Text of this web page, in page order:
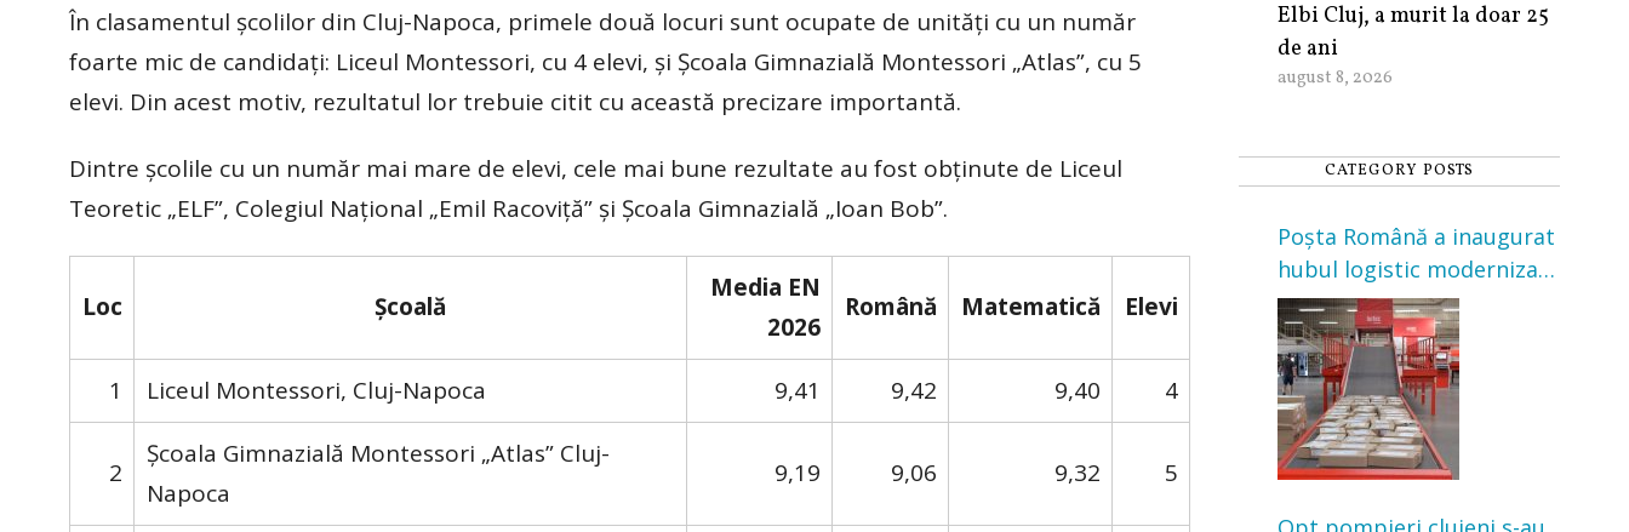
În clasamentul școlilor din Cluj-Napoca, primele două locuri sunt ocupate de unități cu un număr
foarte mic de candidați: Liceul Montessori, cu 4 elevi, și Școala Gimnazială Montessori „Atlas”, cu 5
elevi. Din acest motiv, rezultatul lor trebuie citit cu această precizare importantă.
Dintre școlile cu un număr mai mare de elevi, cele mai bune rezultate au fost obținute de Liceul
Teoretic „ELF”, Colegiul Național „Emil Racoviță” și Școala Gimnazială „Ioan Bob”.
Loc Școală
Media EN
2026
Română Matematică Elevi
1 Liceul Montessori, Cluj-Napoca 9,41 9,42 9,40 4
2
Școala Gimnazială Montessori „Atlas” Cluj-
Napoca
9,19 9,06 9,32 5
Elbi Cluj, a murit la doar 25
de ani
august 8, 2026
CATEGORY POSTS
Poșta Română a inaugurat
hubul logistic modernizat
din Cluj-Napoca. Investiție
de 3 milioane de euro